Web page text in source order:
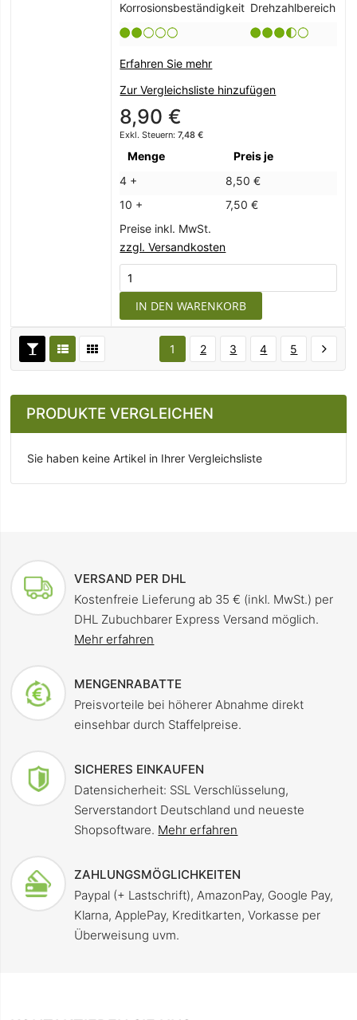
Korrosionsbeständigkeit Drehzahlbereich
Erfahren Sie mehr
Zur Vergleichsliste hinzufügen
8,90 €
7,48 €
Menge
Preis je
4 +
8,50 €
10 +
7,50 €
Preise inkl. MwSt.
zzgl. Versandkosten
IN DEN WARENKORB
1 2 3 4 5
PRODUKTE VERGLEICHEN
Sie haben keine Artikel in Ihrer Vergleichsliste
VERSAND PER DHL
Kostenfreie Lieferung ab 35 € (inkl. MwSt.) per
DHL Zubuchbarer Express Versand möglich.
Mehr erfahren
MENGENRABATTE
Preisvorteile bei höherer Abnahme direkt
einsehbar durch Staffelpreise.
SICHERES EINKAUFEN
Datensicherheit: SSL Verschlüsselung,
Serverstandort Deutschland und neueste
Shopsoftware. Mehr erfahren
ZAHLUNGSMÖGLICHKEITEN
Paypal (+ Lastschrift), AmazonPay, Google Pay,
Klarna, ApplePay, Kreditkarten, Vorkasse per
Überweisung uvm.